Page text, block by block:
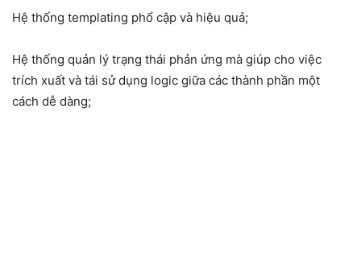
Hệ thống templating phổ cập và hiệu quả;
Hệ thống quản lý trạng thái phản ứng mà giúp cho việc
trích xuất và tái sử dụng logic giữa các thành phần một
cách dễ dàng;